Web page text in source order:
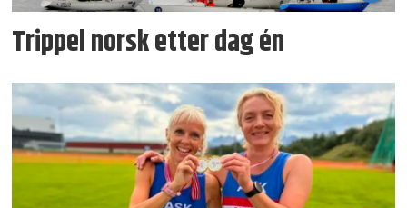
Trippel norsk etter dag én